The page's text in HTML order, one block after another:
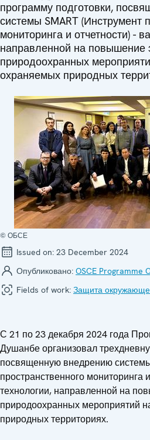
программу подготовки,
системы SMART (Инструмент
мониторинга и отчетности) -
направленной на повышение
природоохранных
охраняемых природных
© ОБСЕ
Issued on: 23 December 2024
Опубликовано: OSCE Programme
Fields of work: Защита
С 21 по 23 декабря 2024 года
Душанбе организовал
посвященную внедрению
пространственного мониторинга
технологии, направленной на
природоохранных мероприятий
природных территориях.